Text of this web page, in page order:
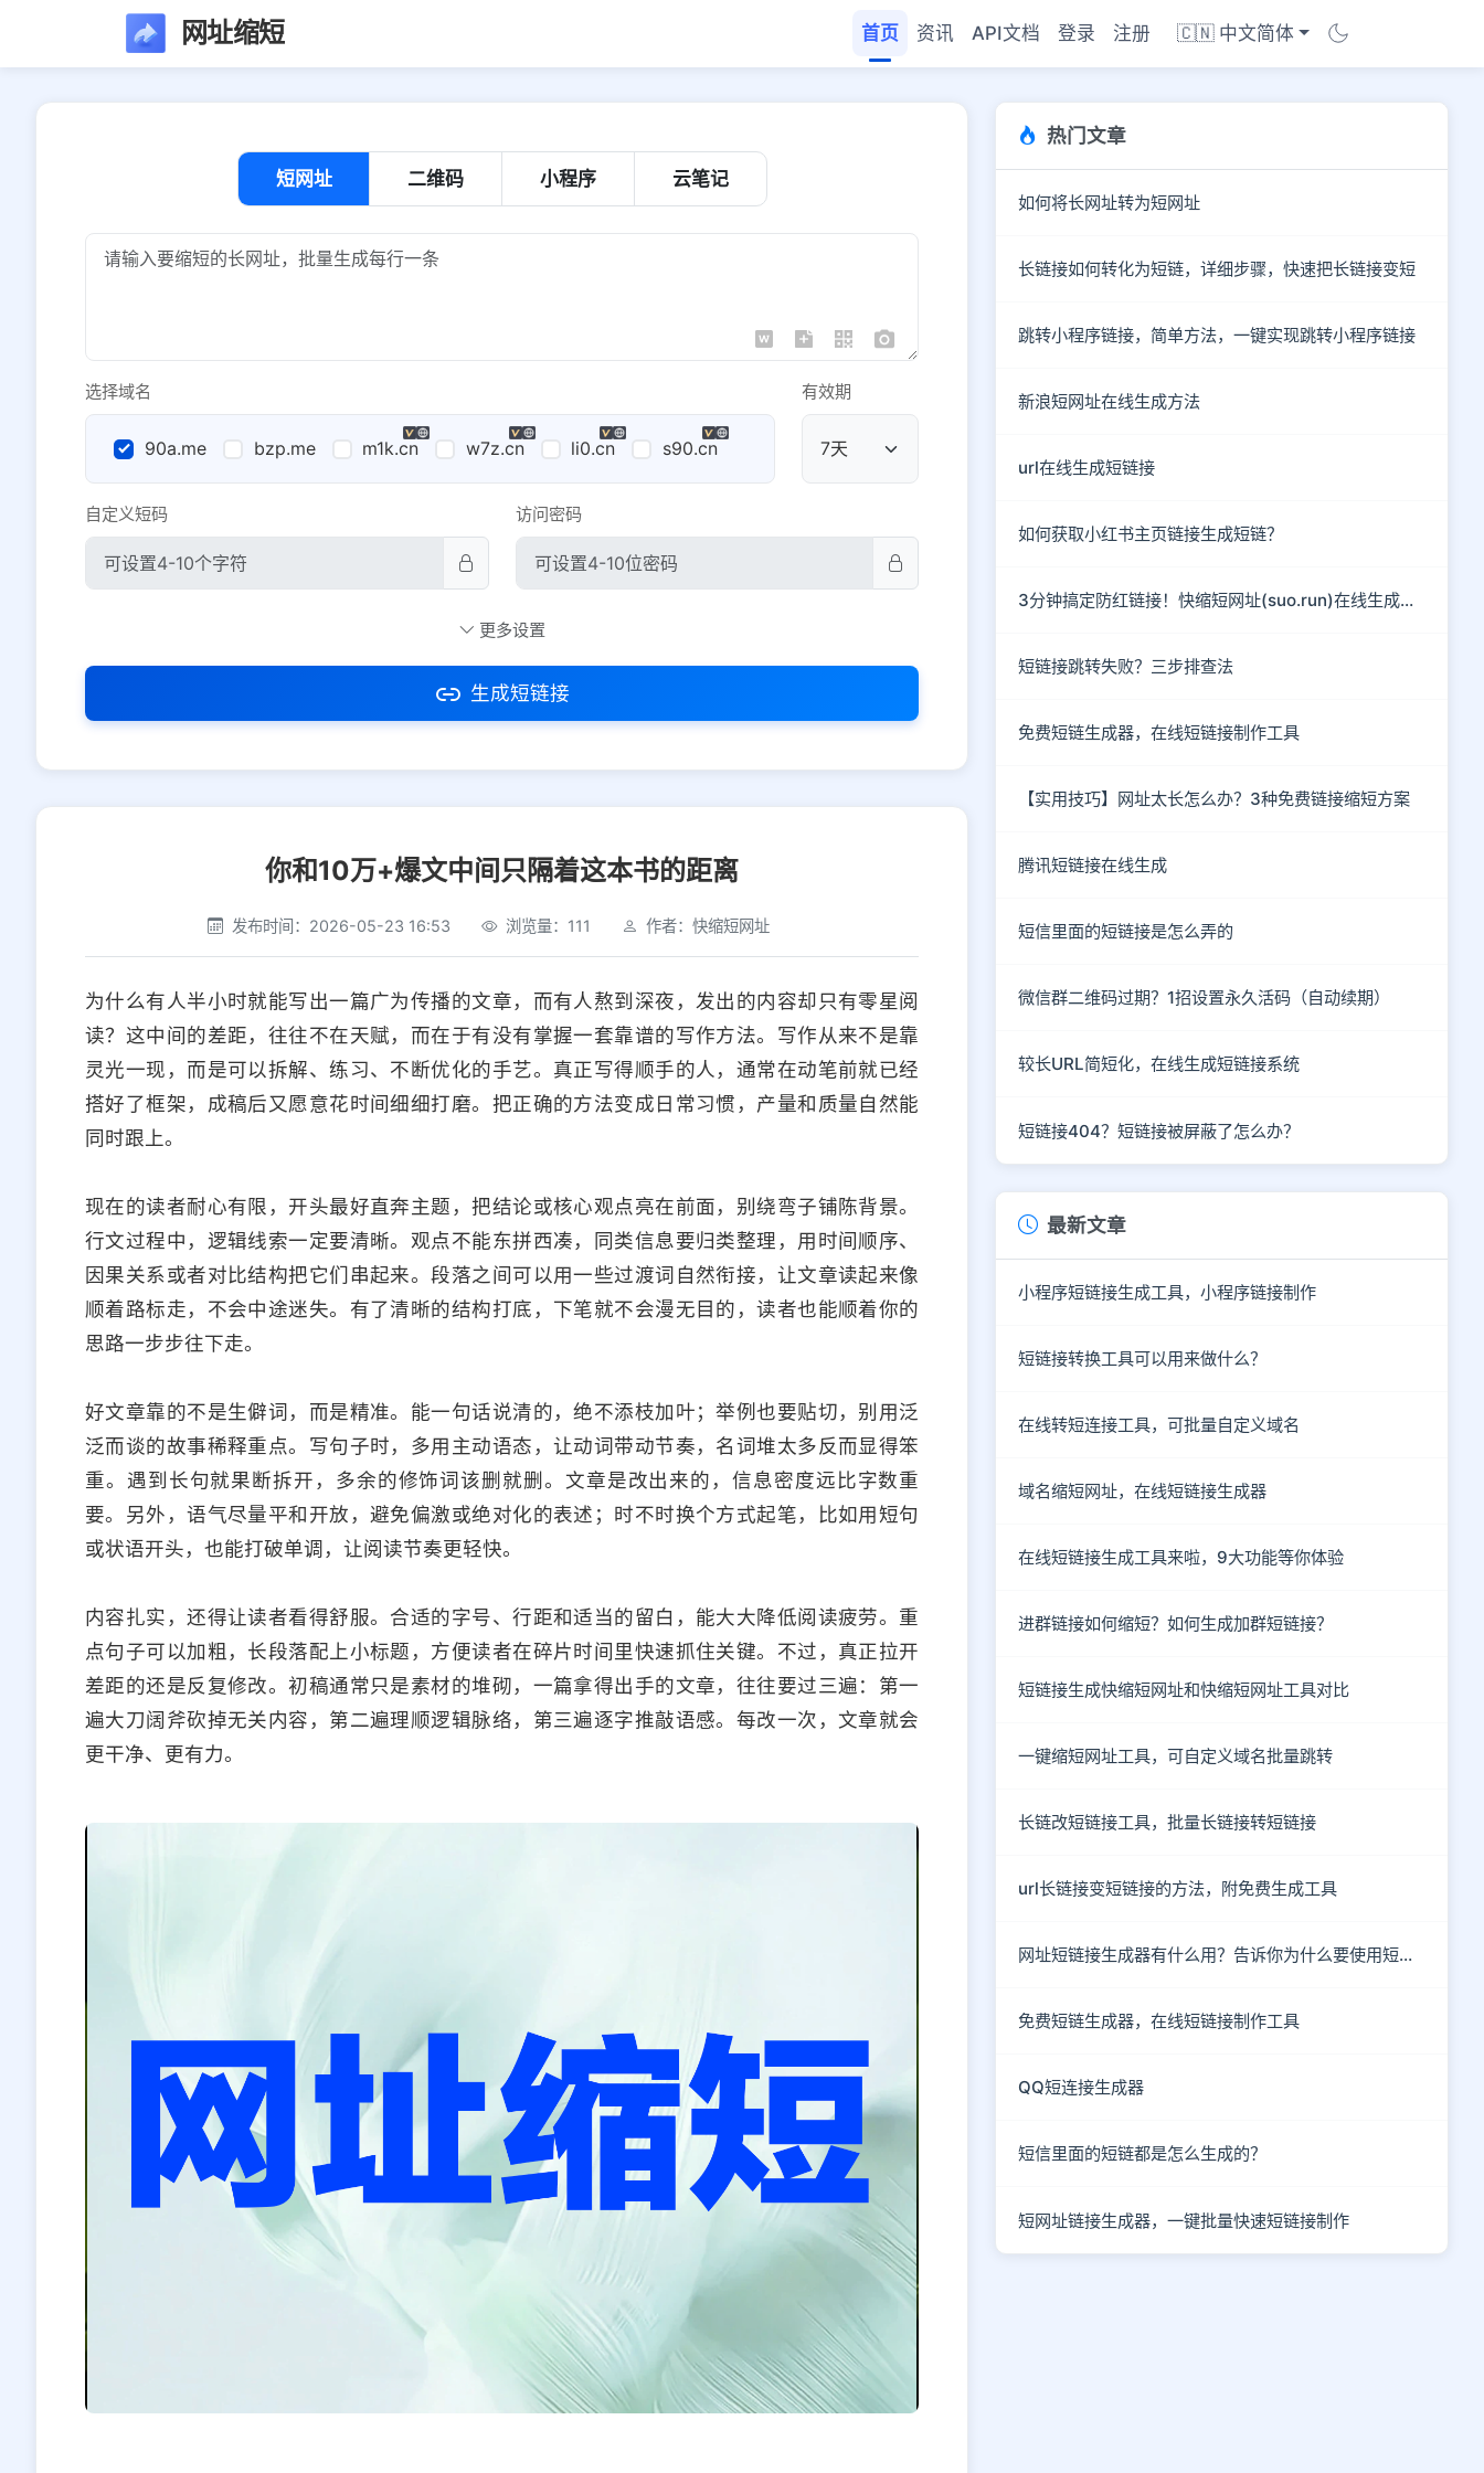
网址缩短 首页 资讯 API文档 登录 注册 🇨🇳 中文简体
短网址 二维码 小程序 云笔记
选择域名
90a.me bzp.me m1k.cn w7z.cn li0.cn s90.cn 公共域名
有效期
自定义短码 访问密码
社交平台 电商平台
选择防红平台类型，避免链接被拦截
平台设置
iOS Android PC 其他
更多设置
生成短链接
你和10万+爆文中间只隔着这本书的距离
发布时间：2026-05-23 16:53 浏览量：111 作者：快缩短网址
为什么有人半小时就能写出一篇广为传播的文章，而有人熬到深夜，发出的内容却只有零星阅
读？这中间的差距，往往不在天赋，而在于有没有掌握一套靠谱的写作方法。写作从来不是靠
灵光一现，而是可以拆解、练习、不断优化的手艺。真正写得顺手的人，通常在动笔前就已经
搭好了框架，成稿后又愿意花时间细细打磨。把正确的方法变成日常习惯，产量和质量自然能
同时跟上。
现在的读者耐心有限，开头最好直奔主题，把结论或核心观点亮在前面，别绕弯子铺陈背景。
行文过程中，逻辑线索一定要清晰。观点不能东拼西凑，同类信息要归类整理，用时间顺序、
因果关系或者对比结构把它们串起来。段落之间可以用一些过渡词自然衔接，让文章读起来像
顺着路标走，不会中途迷失。有了清晰的结构打底，下笔就不会漫无目的，读者也能顺着你的
思路一步步往下走。
好文章靠的不是生僻词，而是精准。能一句话说清的，绝不添枝加叶；举例也要贴切，别用泛
泛而谈的故事稀释重点。写句子时，多用主动语态，让动词带动节奏，名词堆太多反而显得笨
重。遇到长句就果断拆开，多余的修饰词该删就删。文章是改出来的，信息密度远比字数重
要。另外，语气尽量平和开放，避免偏激或绝对化的表述；时不时换个方式起笔，比如用短句
或状语开头，也能打破单调，让阅读节奏更轻快。
内容扎实，还得让读者看得舒服。合适的字号、行距和适当的留白，能大大降低阅读疲劳。重
点句子可以加粗，长段落配上小标题，方便读者在碎片时间里快速抓住关键。不过，真正拉开
差距的还是反复修改。初稿通常只是素材的堆砌，一篇拿得出手的文章，往往要过三遍：第一
遍大刀阔斧砍掉无关内容，第二遍理顺逻辑脉络，第三遍逐字推敲语感。每改一次，文章就会
更干净、更有力。
热门文章
如何将长网址转为短网址
长链接如何转化为短链，详细步骤，快速把长链接变短
跳转小程序链接，简单方法，一键实现跳转小程序链接
新浪短网址在线生成方法
url在线生成短链接
如何获取小红书主页链接生成短链？
3分钟搞定防红链接！快缩短网址(suo.run)在线生成指南
短链接跳转失败？三步排查法
免费短链生成器，在线短链接制作工具
【实用技巧】网址太长怎么办？3种免费链接缩短方案
腾讯短链接在线生成
短信里面的短链接是怎么弄的
微信群二维码过期？1招设置永久活码（自动续期）
较长URL简短化，在线生成短链接系统
短链接404？短链接被屏蔽了怎么办？
最新文章
小程序短链接生成工具，小程序链接制作
短链接转换工具可以用来做什么？
在线转短连接工具，可批量自定义域名
域名缩短网址，在线短链接生成器
在线短链接生成工具来啦，9大功能等你体验
进群链接如何缩短？如何生成加群短链接？
短链接生成快缩短网址和快缩短网址工具对比
一键缩短网址工具，可自定义域名批量跳转
长链改短链接工具，批量长链接转短链接
url长链接变短链接的方法，附免费生成工具
网址短链接生成器有什么用？告诉你为什么要使用短链接
免费短链生成器，在线短链接制作工具
QQ短连接生成器
短信里面的短链都是怎么生成的？
短网址链接生成器，一键批量快速短链接制作